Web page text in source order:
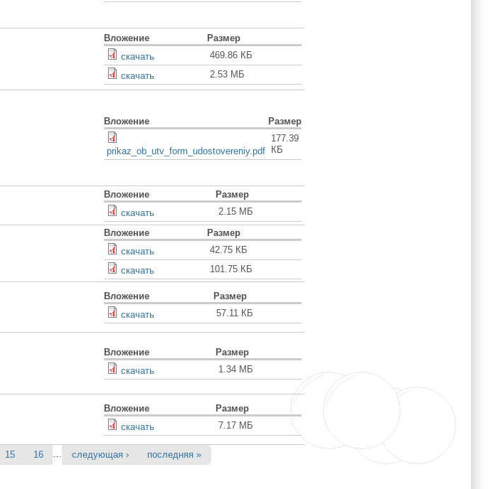
Вложение
Размер
скачать
469.86 КБ
скачать
2.53 МБ
Вложение Размер
prikaz_ob_utv_form_udostovereniy.pdf
177.39
КБ
Вложение
Размер
скачать
2.15 МБ
Вложение
Размер
скачать
42.75 КБ
скачать
101.75 КБ
Вложение
Размер
скачать
57.11 КБ
Вложение
Размер
скачать
1.34 МБ
Вложение
Размер
скачать
7.17 МБ
15 16 … следующая › последняя »